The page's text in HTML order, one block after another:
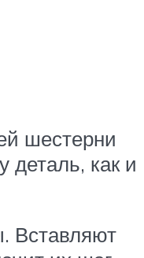
шестерни
деталь, как и
Вставляют